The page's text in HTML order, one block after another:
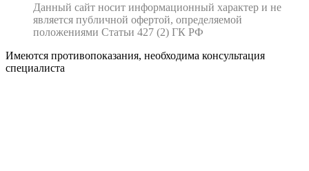
Данный сайт носит информационный характер и не
является публичной офертой, определяемой
положениями Статьи 427 (2) ГК РФ
Имеются противопоказания, необходима консультация
специалиста